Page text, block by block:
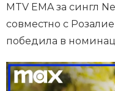
MTV EMA за сингл
совместно с
победила в